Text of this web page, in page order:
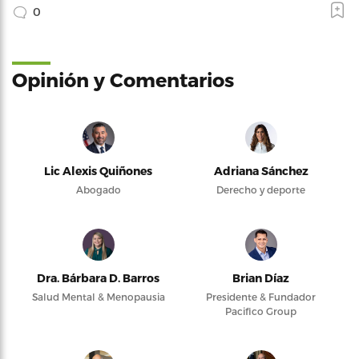
0
Opinión y Comentarios
Lic Alexis Quiñones
Abogado
Adriana Sánchez
Derecho y deporte
Dra. Bárbara D. Barros
Salud Mental & Menopausia
Brian Díaz
Presidente & Fundador
Pacifico Group